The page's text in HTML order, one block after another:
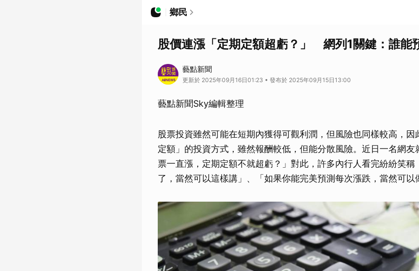
鄉民
股價連漲「定期定額超虧？」 網列1關鍵：誰能
藝點新聞
更新於 2025年09月16日01:23 • 發布於 2025年09月15日13:00
藝點新聞Sky編輯整理
股票投資雖然可能在短期內獲得可觀利潤，但風險也同樣較高，因
定額」的投資方式，雖然報酬較低，但能分散風險。近日一名網友
票一直漲，定期定額不就超虧？」對此，許多內行人看完紛紛笑稱
了，當然可以這樣講」、「如果你能完美預測每次漲跌，當然可以